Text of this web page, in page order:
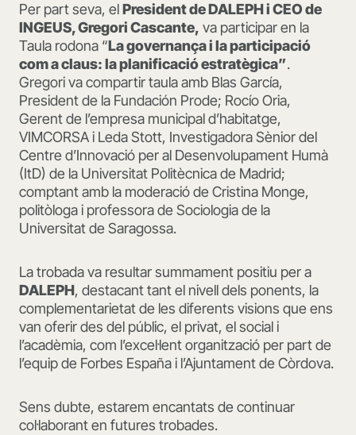
Per part seva, elPresident de DALEPH i CEO de
INGEUS, Gregori Cascante, va participar en la
Taula rodona “La governança i la participació
com a claus: la planificació estratègica”.
Gregori va compartir taula amb Blas García,
President de la Fundación Prode; Rocío Oria,
Gerent de l’empresa municipal d’habitatge,
VIMCORSA i Leda Stott, Investigadora Sènior del
Centre d’Innovació per al Desenvolupament Humà
(ItD) de la Universitat Politècnica de Madrid;
comptant amb la moderació de Cristina Monge,
politòloga i professora de Sociologia de la
Universitat de Saragossa.
La trobada va resultar summament positiu per a
DALEPH, destacant tant el nivell dels ponents, la
complementarietat de les diferents visions que ens
van oferir des del públic, el privat, el social i
l’acadèmia, com l’excel·lent organització per part de
l’equip de Forbes España i l’Ajuntament de Còrdova.
Sens dubte, estarem encantats de continuar
col·laborant en futures trobades.